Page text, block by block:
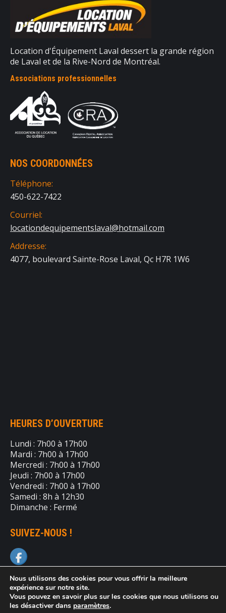
Location d'Équipement Laval dessert la grande région
de Laval et de la Rive-Nord de Montréal.
Associations professionnelles
NOS COORDONNÉES
Téléphone:
450-622-7422
Courriel:
locationdequipementslaval@hotmail.com
Addresse:
4077, boulevard Sainte-Rose Laval, Qc H7R 1W6
HEURES D’OUVERTURE
Lundi : 7h00 à 17h00
Mardi : 7h00 à 17h00
Mercredi : 7h00 à 17h00
Jeudi : 7h00 à 17h00
Vendredi : 7h00 à 17h00
Samedi : 8h à 12h30
Dimanche : Fermé
SUIVEZ-NOUS !
© Location d'équipements Laval - 2026 | Tous droits
Nous utilisons des cookies pour vous offrir la meilleure
expérience sur notre site.
Vous pouvez en savoir plus sur les cookies que nous utilisons ou
les désactiver dans paramètres.